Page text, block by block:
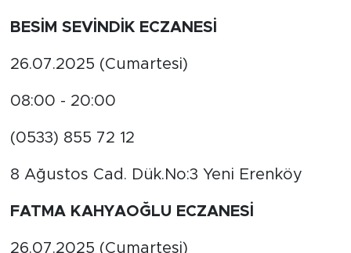
BESİM SEVİNDİK ECZANESİ
26.07.2025 (Cumartesi)
08:00 - 20:00
(0533) 855 72 12
8 Ağustos Cad. Dük.No:3 Yeni Erenköy
FATMA KAHYAOĞLU ECZANESİ
26.07.2025 (Cumartesi)